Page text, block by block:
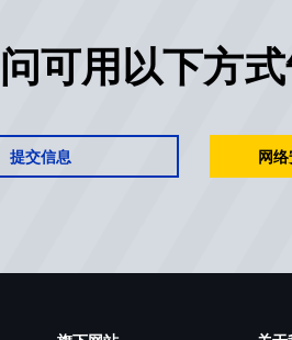
可用以下方
提交信息 网